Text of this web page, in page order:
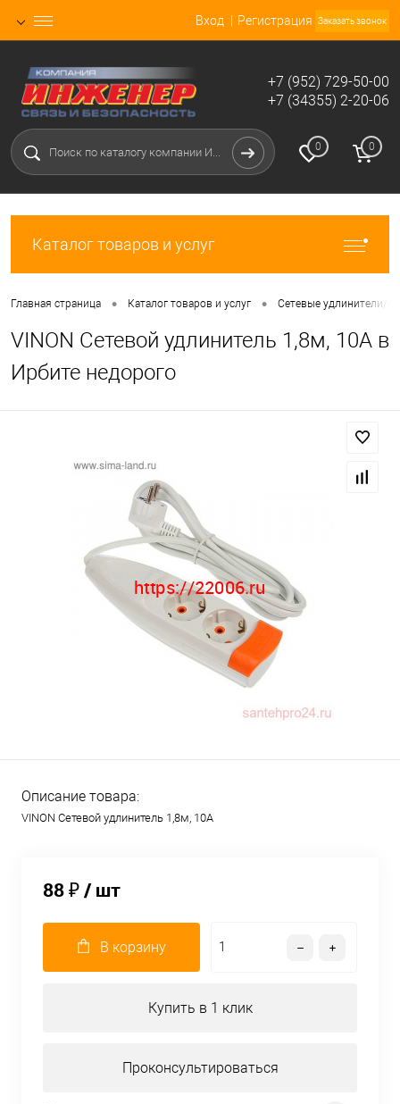
Вход Регистрация Заказать звонок
+7 (952) 729-50-00
+7 (34355) 2-20-06
0 0
Каталог товаров и услуг
Главная страница • Каталог товаров и услуг • Сетевые удлинители/
VINON Сетевой удлинитель 1,8м, 10А в
Ирбите недорого
Описание товара:
VINON Сетевой удлинитель 1,8м, 10А
88 ₽/ шт
В корзину
Купить в 1 клик
Проконсультироваться